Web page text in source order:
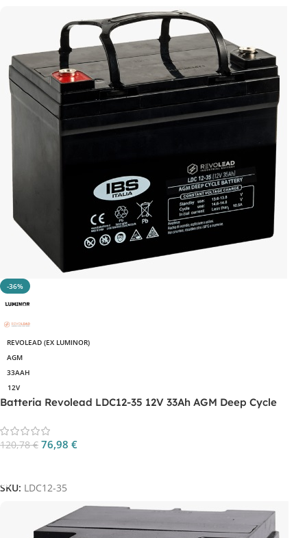
-36%
REVOLEAD (EX LUMINOR)
AGM
33AAH
12V
Batteria Revolead LDC12-35 12V 33Ah AGM Deep Cycle
120,78€ 76,98 €
SKU: LDC12-35